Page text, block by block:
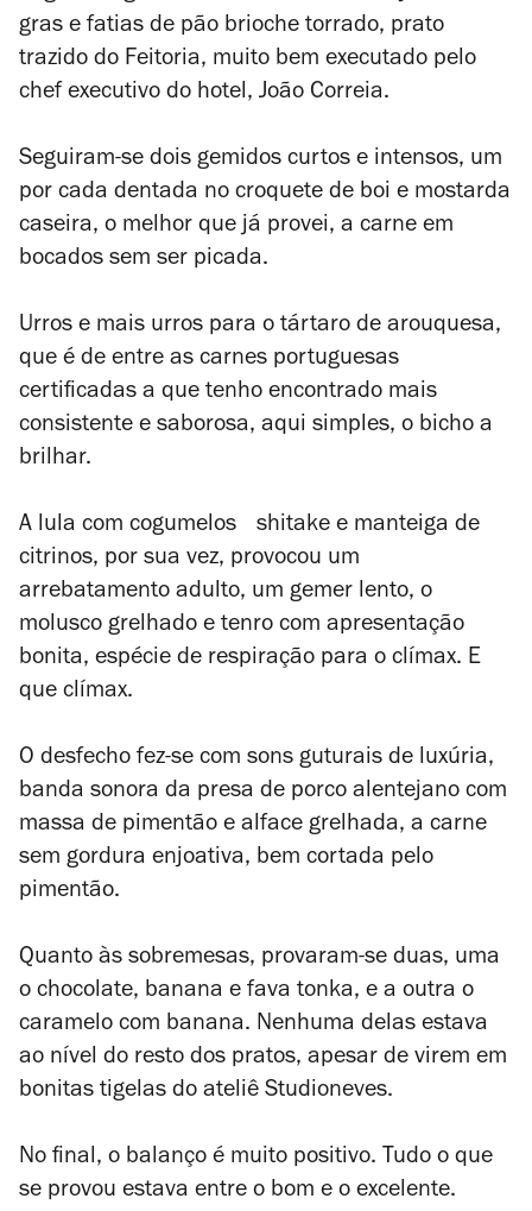
gras e fatias de pão brioche torrado, prato
trazido do Feitoria, muito bem executado pelo
chef executivo do hotel, João Correia.
Seguiram-se dois gemidos curtos e intensos, um
por cada dentada no croquete de boi e mostarda
caseira, o melhor que já provei, a carne em
bocados sem ser picada.
Urros e mais urros para o tártaro de arouquesa,
que é de entre as carnes portuguesas
certificadas a que tenho encontrado mais
consistente e saborosa, aqui simples, o bicho a
brilhar.
A lula com cogumelos shitake e manteiga de
citrinos, por sua vez, provocou um
arrebatamento adulto, um gemer lento, o
molusco grelhado e tenro com apresentação
bonita, espécie de respiração para o clímax. E
que clímax.
O desfecho fez-se com sons guturais de luxúria,
banda sonora da presa de porco alentejano com
massa de pimentão e alface grelhada, a carne
sem gordura enjoativa, bem cortada pelo
pimentão.
Quanto às sobremesas, provaram-se duas, uma
o chocolate, banana e fava tonka, e a outra o
caramelo com banana. Nenhuma delas estava
ao nível do resto dos pratos, apesar de virem em
bonitas tigelas do ateliê Studioneves.
No final, o balanço é muito positivo. Tudo o que
se provou estava entre o bom e o excelente.